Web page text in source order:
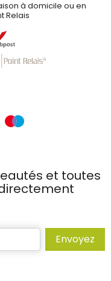
à domicile ou en
Relais
et toutes
Envoyez